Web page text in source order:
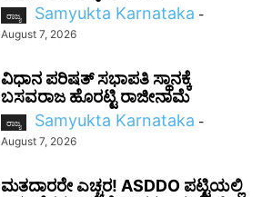
ರಾಜ್ಯ Samyukta Karnataka -
August 7, 2026
ವಿಧಾನ ಪರಿಷತ್ ಸಭಾಪತಿ ಸ್ಥಾನಕ್ಕೆ
ಬಸವರಾಜ ಹೊರಟ್ಟಿ ರಾಜೀನಾಮೆ
ರಾಜ್ಯ Samyukta Karnataka -
August 7, 2026
ಮತದಾರರೇ ಎಚ್ಚರ! ASDDO ಪಟ್ಟಿಯಲ್ಲಿ